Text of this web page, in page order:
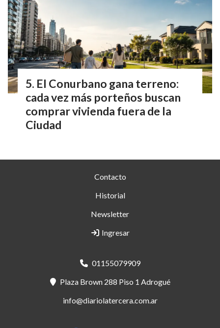
El Conurbano gana terreno:
cada vez más porteños buscan
comprar vivienda fuera de la
Ciudad
Contacto
Historial
Newsletter
Ingresar
01155079909
Plaza Brown 288 Piso 1 Adrogué
info@diariolatercera.com.ar